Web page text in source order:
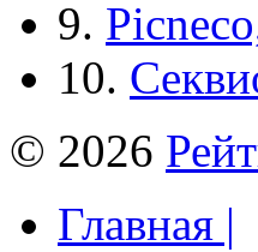
9.
10.
© 2026
Главная |